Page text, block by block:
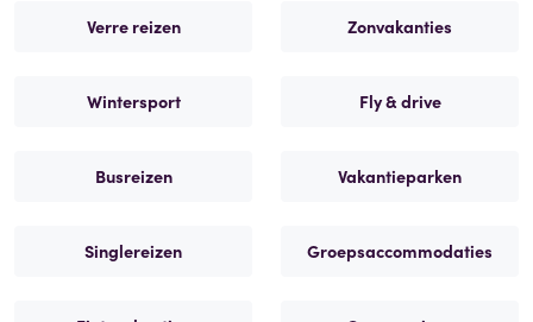
Verre reizen Zonvakanties
Wintersport Fly & drive
Busreizen Vakantieparken
Singlereizen Groepsaccommodaties